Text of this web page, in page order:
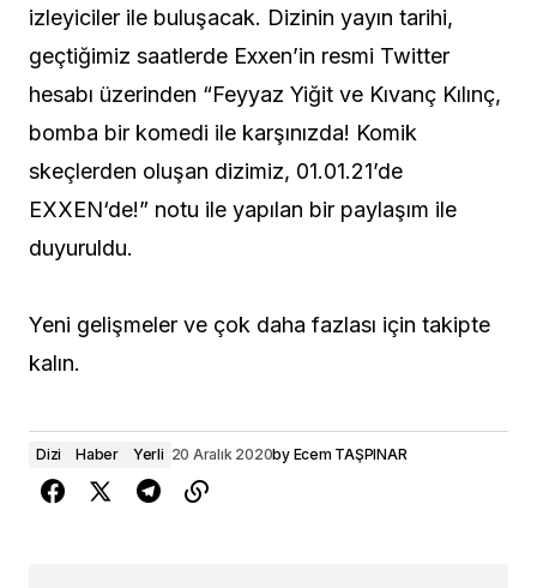
izleyiciler ile buluşacak. Dizinin yayın tarihi,
geçtiğimiz saatlerde Exxen’in resmi Twitter
hesabı üzerinden “Feyyaz Yiğit ve Kıvanç Kılınç,
bomba bir komedi ile karşınızda! Komik
skeçlerden oluşan dizimiz, 01.01.21’de
EXXEN‘de!” notu ile yapılan bir paylaşım ile
duyuruldu.
Yeni gelişmeler ve çok daha fazlası için takipte
kalın.
Dizi Haber Yerli 20 Aralık 2020by Ecem TAŞPINAR